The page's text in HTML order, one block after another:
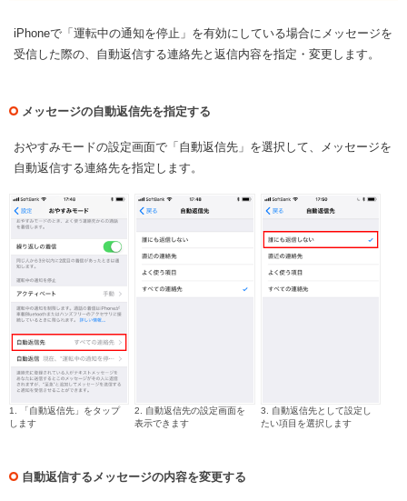
iPhoneで「運転中の通知を停止」を有効にしている場合にメッセージを
受信した際の、自動返信する連絡先と返信内容を指定・変更します。
メッセージの自動返信先を指定する
おやすみモードの設定画面で「自動返信先」を選択して、メッセージを
自動返信する連絡先を指定します。
1. 「自動返信先」をタップ
します
2. 自動返信先の設定画面を
表示できます
3. 自動返信先として設定し
たい項目を選択します
自動返信するメッセージの内容を変更する